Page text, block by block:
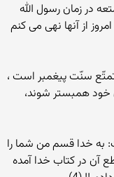
در زمان رسول الله
از آنها نهی می کنم
سنّت پيغمبر است ،
خود همبستر شوند،
به خدا قسم من شما را
آن در کتاب خدا آمده